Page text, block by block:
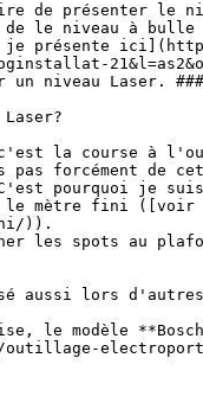
de présenter le
le niveau à bulle
je présente
niveau Laser.
c'est la course à
pas forcément
pourquoi je suis
le mètre fini
)).
les spots au
lors d'autres
le modèle